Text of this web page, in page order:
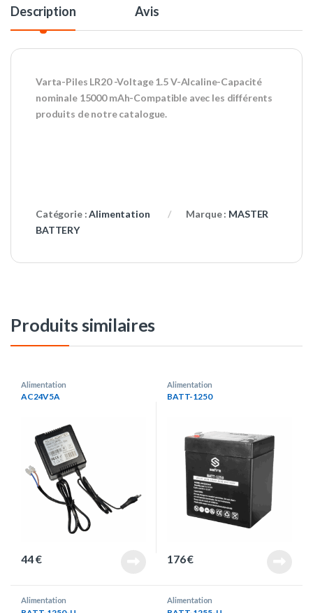
Description Avis
Varta-Piles LR20 -Voltage 1.5 V-Alcaline-Capacité
nominale 15000 mAh-Compatible avec les différents
produits de notre catalogue.
Catégorie :Alimentation Marque : MASTER
BATTERY
Produits similaires
Alimentation
AC24V5A
44€
Alimentation
BATT-1250
176€
Alimentation Alimentation